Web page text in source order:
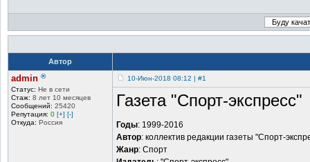
Автор
admin ®
Статус: Не в сети
Стаж: 8 лет 10 месяцев
Сообщений: 25420
Репутация: 0 [+] [-]
Откуда: Россия
10-Июн-2018 08:12 | #1
Газета "Спорт-экспресс"
Годы: 1999-2016
Автор: коллектив редакции газеты "Спорт-
Жанр: Спорт